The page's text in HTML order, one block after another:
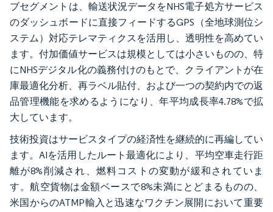
ブセグメントは、輸送状況データをNHS電子処方サービス
のダッシュボードに直接フィードするGPS（全地球測位シ
ステム）対応テレマティクスを活用し、透明性を高めてい
ます。付加価値サービスは規模としては小さいものの、特
にNHSデジタル化の義務付けのもとで、クライアントが在
庫最適化分析、再ラベル貼付、および一つの契約内での返
品管理機能を求めるようになり、年平均成長率4.78%で拡
大しています。
技術投資はサービスタイプの経済性を継続的に再編してい
ます。AIを活用したルート最適化により、平均空車走行距
離が8%削減され、燃料コストの変動が緩和されていま
す。航空貨物は金額ベースで8%未満にとどまるものの、
米国からのATMP輸入と迅速なワクチン展開において重要